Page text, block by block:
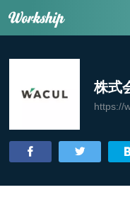
株式
https://